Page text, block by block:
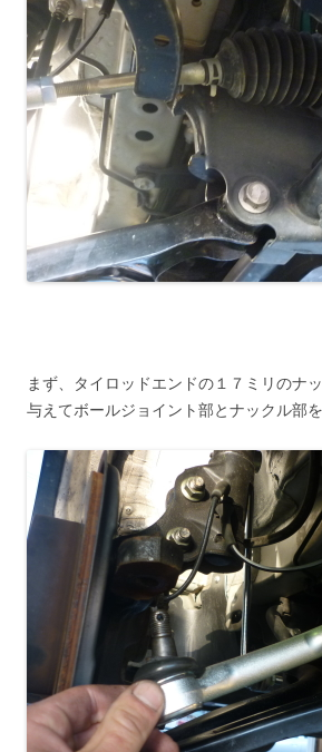
まず、タイロッドエンドの１７ミリのナ
与えてボールジョイント部とナックル部を